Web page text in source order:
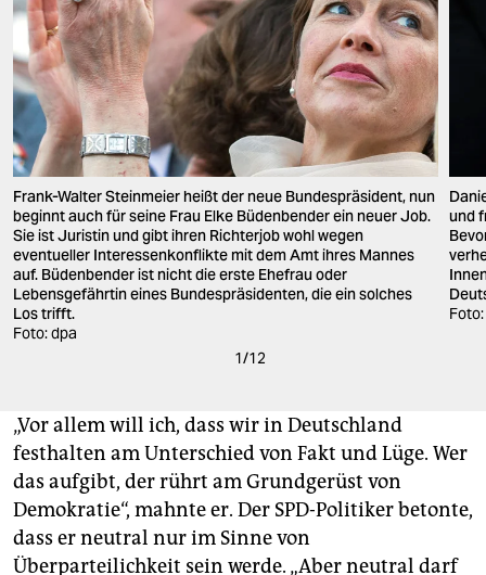
Frank-Walter Steinmeier heißt der neue Bundespräsident, nun
beginnt auch für seine Frau Elke Büdenbender ein neuer Job.
Sie ist Juristin und gibt ihren Richterjob wohl wegen
eventueller Interessenkonflikte mit dem Amt ihres Mannes
auf. Büdenbender ist nicht die erste Ehefrau oder
Lebensgefährtin eines Bundespräsidenten, die ein solches
Los trifft.
Foto: dpa
und
1/12
„Vor allem will ich, dass wir in Deutschland
festhalten am Unterschied von Fakt und Lüge. Wer
das aufgibt, der rührt am Grundgerüst von
Demokratie“, mahnte er. Der SPD-Politiker betonte,
dass er neutral nur im Sinne von
Überparteilichkeit sein werde. „Aber neutral darf